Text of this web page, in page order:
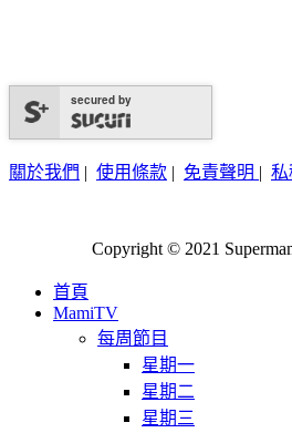
secured by
關於我們 | 使用條款 | 免責聲明 | 私
Copyright © 2021
首頁
MamiTV
每周節目
星期一
星期二
星期三